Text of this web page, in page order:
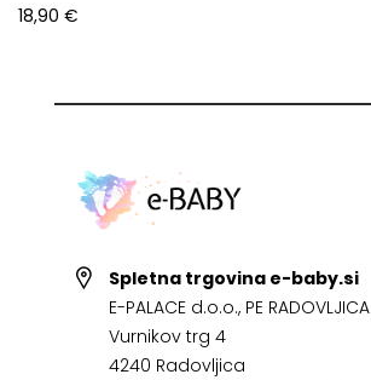
18,90 €
Spletna trgovina e-baby.si
E-PALACE d.o.o., PE RADOVLJICA
Vurnikov trg 4
4240 Radovljica